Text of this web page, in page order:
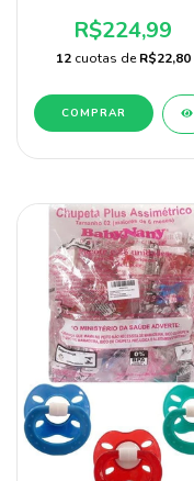
Unidade Atacado Baby
Nany
R$224,99
12 cuotas deR$22,80
COMPRAR